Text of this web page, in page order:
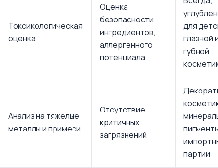
Токсикологическая
оценка
Оценка
безопасности
ингредиентов,
аллергенного
потенциала
для
глазной
губной
Анализ на тяжелые
металлы и примеси
Отсутствие
критичных
загрязнений
партии